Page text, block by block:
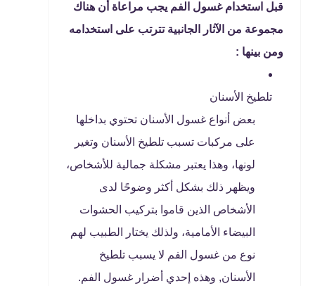
قبل استخدام غسول الفم يجب مراعاة أن هناك
مجموعة من الآثار الجانبية تترتب على استخدامه
ومن بينها :
تلطيخ الأسنان
بعض أنواع غسول الأسنان تحتوي بداخلها
على مركبات تسبب تلطيخ الأسنان وتغير
لونها، وهذا يعتبر مشكلة جمالية للأشخاص،
ويظهر ذلك بشكل أكثر وضوحًا لدى
الأشخاص الذين قاموا بتركيب الحشوات
البيضاء الأمامية، ولذلك يختار الطبيب لهم
نوع من غسول الفم لا يسبب تلطيخ
الأسنان, وهذه إحدي أضرار غسول الفم.